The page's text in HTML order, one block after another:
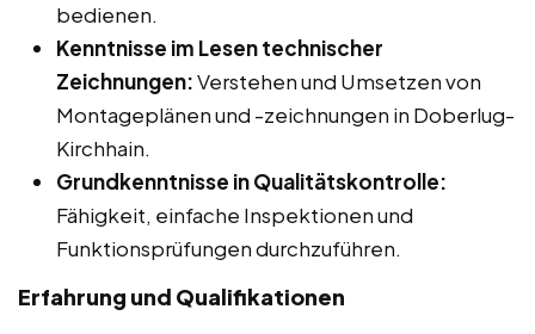
bedienen.
Kenntnisse im Lesen technischer
Zeichnungen:Verstehen und Umsetzen von
Montageplänen und -zeichnungen in Doberlug-
Kirchhain.
Grundkenntnisse in Qualitätskontrolle:
Fähigkeit, einfache Inspektionen und
Funktionsprüfungen durchzuführen.
Erfahrung und Qualifikationen